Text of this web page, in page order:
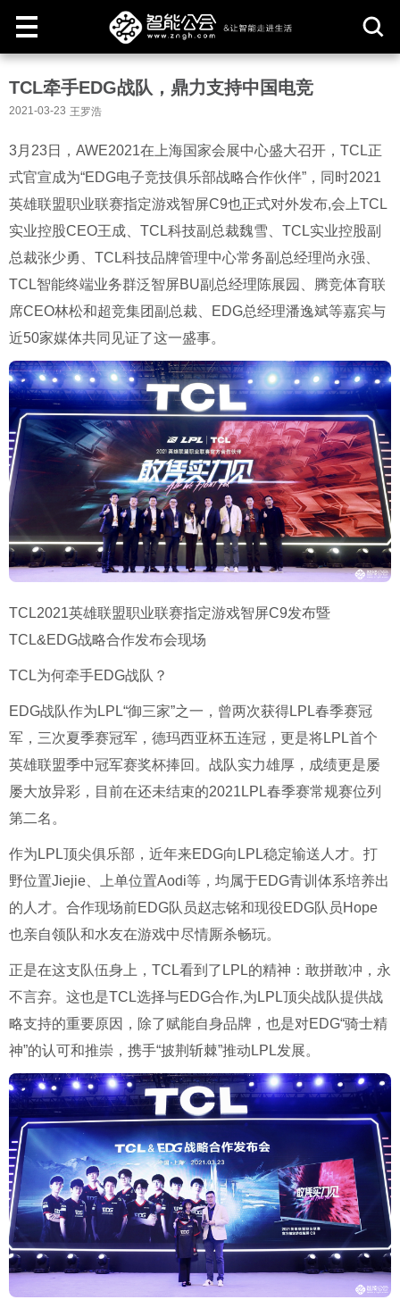
TCL牵手EDG战队，鼎力支持中国电竞
2021-03-23 王罗浩
3月23日，AWE2021在上海国家会展中心盛大召开，TCL正
式官宣成为“EDG电子竞技俱乐部战略合作伙伴”，同时2021
英雄联盟职业联赛指定游戏智屏C9也正式对外发布,会上TCL
实业控股CEO王成、TCL科技副总裁魏雪、TCL实业控股副
总裁张少勇、TCL科技品牌管理中心常务副总经理尚永强、
TCL智能终端业务群泛智屏BU副总经理陈展园、腾竞体育联
席CEO林松和超竞集团副总裁、EDG总经理潘逸斌等嘉宾与
近50家媒体共同见证了这一盛事。
TCL2021英雄联盟职业联赛指定游戏智屏C9发布暨
TCL&EDG战略合作发布会现场
TCL为何牵手EDG战队？
EDG战队作为LPL“御三家”之一，曾两次获得LPL春季赛冠
军，三次夏季赛冠军，德玛西亚杯五连冠，更是将LPL首个
英雄联盟季中冠军赛奖杯捧回。战队实力雄厚，成绩更是屡
屡大放异彩，目前在还未结束的2021LPL春季赛常规赛位列
第二名。
作为LPL顶尖俱乐部，近年来EDG向LPL稳定输送人才。打
野位置Jiejie、上单位置Aodi等，均属于EDG青训体系培养出
的人才。合作现场前EDG队员赵志铭和现役EDG队员Hope
也亲自领队和水友在游戏中尽情厮杀畅玩。
正是在这支队伍身上，TCL看到了LPL的精神：敢拼敢冲，永
不言弃。这也是TCL选择与EDG合作,为LPL顶尖战队提供战
略支持的重要原因，除了赋能自身品牌，也是对EDG“骑士精
神”的认可和推崇，携手“披荆斩棘”推动LPL发展。